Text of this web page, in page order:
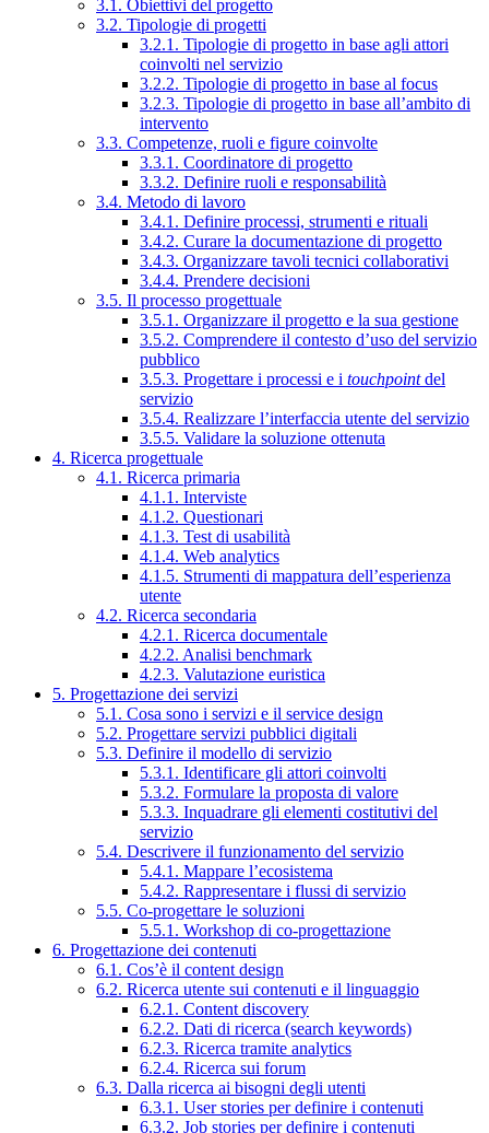
3.1. Obiettivi del progetto
3.2. Tipologie di progetti
3.2.1. Tipologie di progetto in base agli attori
coinvolti nel servizio
3.2.2. Tipologie di progetto in base al focus
3.2.3. Tipologie di progetto in base all’ambito di
intervento
3.3. Competenze, ruoli e figure coinvolte
3.3.1. Coordinatore di progetto
3.3.2. Definire ruoli e responsabilità
3.4. Metodo di lavoro
3.4.1. Definire processi, strumenti e rituali
3.4.2. Curare la documentazione di progetto
3.4.3. Organizzare tavoli tecnici collaborativi
3.4.4. Prendere decisioni
3.5. Il processo progettuale
3.5.1. Organizzare il progetto e la sua gestione
3.5.2. Comprendere il contesto d’uso del servizio
pubblico
3.5.3. Progettare i processi e i touchpointdel
servizio
3.5.4. Realizzare l’interfaccia utente del servizio
3.5.5. Validare la soluzione ottenuta
4. Ricerca progettuale
4.1. Ricerca primaria
4.1.1. Interviste
4.1.2. Questionari
4.1.3. Test di usabilità
4.1.4. Web analytics
4.1.5. Strumenti di mappatura dell’esperienza
utente
4.2. Ricerca secondaria
4.2.1. Ricerca documentale
4.2.2. Analisi benchmark
4.2.3. Valutazione euristica
5. Progettazione dei servizi
5.1. Cosa sono i servizi e il service design
5.2. Progettare servizi pubblici digitali
5.3. Definire il modello di servizio
5.3.1. Identificare gli attori coinvolti
5.3.2. Formulare la proposta di valore
5.3.3. Inquadrare gli elementi costitutivi del
servizio
5.4. Descrivere il funzionamento del servizio
5.4.1. Mappare l’ecosistema
5.4.2. Rappresentare i flussi di servizio
5.5. Co-progettare le soluzioni
5.5.1. Workshop di co-progettazione
6. Progettazione dei contenuti
6.1. Cos’è il content design
6.2. Ricerca utente sui contenuti e il linguaggio
6.2.1. Content discovery
6.2.2. Dati di ricerca (search keywords)
6.2.3. Ricerca tramite analytics
6.2.4. Ricerca sui forum
6.3. Dalla ricerca ai bisogni degli utenti
6.3.1. User stories per definire i contenuti
6.3.2. Job stories per definire i contenuti